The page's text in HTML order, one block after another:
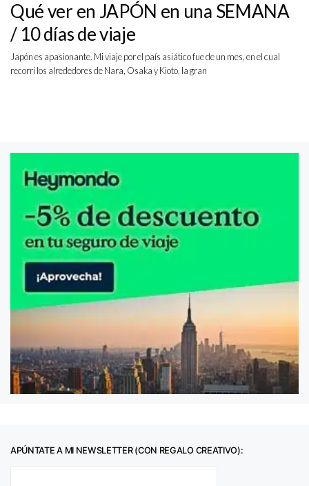
Qué ver en JAPÓN en una SEMANA
/ 10 días de viaje
Japón es apasionante. Mi viaje por el país asiático fue de un mes, en el cual
recorrí los alrededores de Nara, Osaka y Kioto, la gran
APÚNTATE A MI NEWSLETTER (CON REGALO CREATIVO):